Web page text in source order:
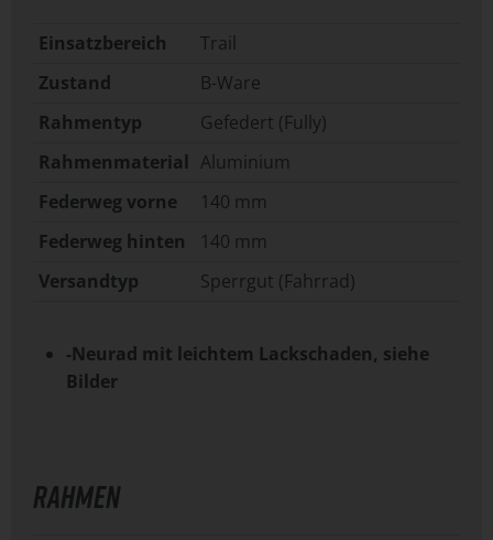
Einsatzbereich
Trail
Zustand
B-Ware
Rahmentyp
Gefedert (Fully)
Rahmenmaterial Aluminium
Federweg vorne
140 mm
Federweg hinten
140 mm
Versandtyp
Sperrgut (Fahrrad)
-Neurad mit leichtem Lackschaden, siehe
Bilder
RAHMEN